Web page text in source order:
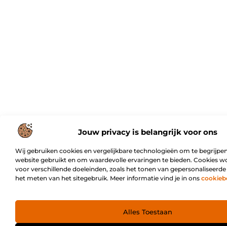
Jouw privacy is belangrijk voor ons
Wij gebruiken cookies en vergelijkbare technologieën om te
website gebruikt en om waardevolle ervaringen te bieden. Cookies
voor verschillende doeleinden, zoals het tonen van
het meten van het sitegebruik. Meer informatie vind je in ons
Alles Toestaan